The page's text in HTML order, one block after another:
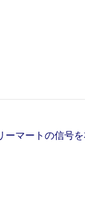
ーマートの信号